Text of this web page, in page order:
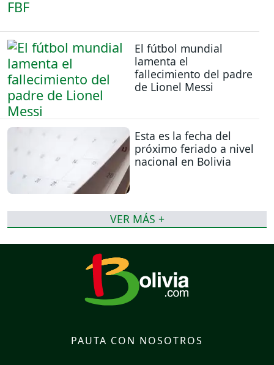
El fútbol mundial
lamenta el
fallecimiento del padre
de Lionel Messi
Esta es la fecha del
próximo feriado a nivel
nacional en Bolivia
VER MÁS +
PAUTA CON NOSOTROS